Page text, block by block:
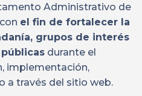
Administrativo de
el fin de fortalecer la
grupos de interés
durante el
implementación,
a través del sitio web.